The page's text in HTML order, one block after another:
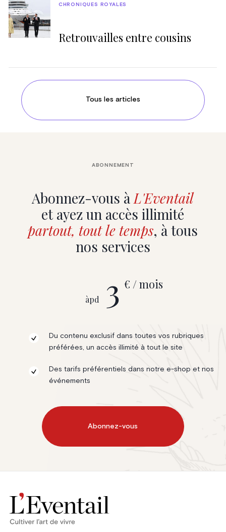
Retrouvailles entre cousins
CHRONIQUES ROYALES
Tous les articles
Abonnez-vous àL'Eventail
et ayez un accès illimité
partout, tout le temps, à tous
nos services
ABONNEMENT
àpd 3 € / mois
Du contenu exclusif dans toutes vos rubriques
préférées, un accès illimité à tout le site
Des tarifs préférentiels dans notre e-shop et nos
événements
Abonnez-vous